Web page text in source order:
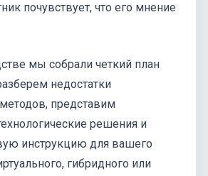
почувствует, что его мнение
мы собрали четкий план
недостатки
представим
решения и
инструкцию для вашего
гибридного или